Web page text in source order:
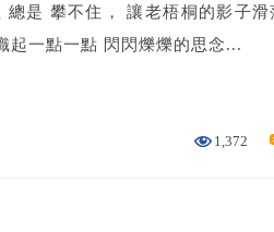
是 攀不住， 讓老梧桐的影子滑
起一點一點 閃閃爍爍的思念...
1,372